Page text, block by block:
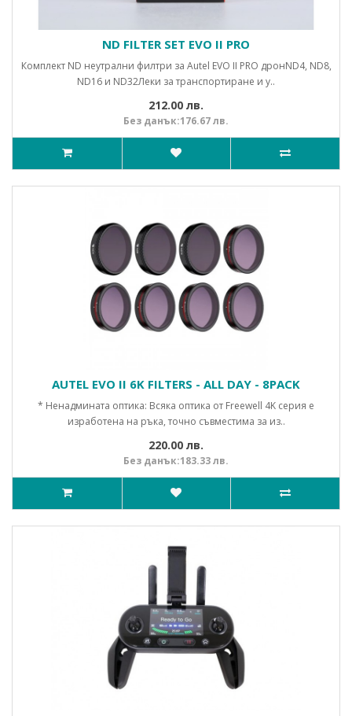
ND FILTER SET EVO II PRO
Комплект ND неутрални филтри за Autel EVO II PRO дронND4, ND8,
ND16 и ND32Леки за транспортиране и у..
212.00 лв.
Без данък:176.67 лв.
AUTEL EVO II 6K FILTERS - ALL DAY - 8PACK
* Ненадмината оптика: Всяка оптика от Freewell 4K серия е
изработена на ръка, точно съвместима за из..
220.00 лв.
Без данък:183.33 лв.